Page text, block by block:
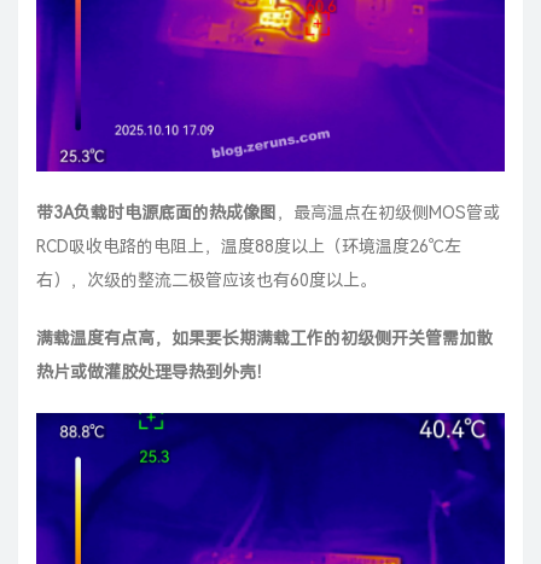
带3A负载时电源底面的热成像图 ，最高温点在初级侧MOS管或
RCD吸收电路的电阻上，温度88度以上（环境温度26℃左
右），次级的整流二极管应该也有60度以上。
满载温度有点高，如果要长期满载工作的初级侧开关管需加散
热片或做灌胶处理导热到外壳！